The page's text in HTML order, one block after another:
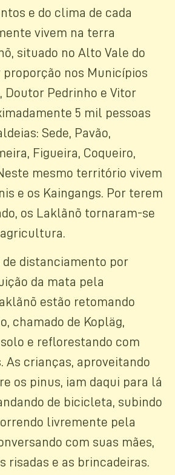
e do clima de cada
vivem na terra
situado no Alto Vale do
proporção nos Municípios
Doutor Pedrinho e Vitor
5 mil pessoas
Sede, Pavão,
Figueira, Coqueiro,
mesmo território vivem
e os Kaingangs. Por terem
os Laklãnõ tornaram-se
de distanciamento por
da mata pela
estão retomando
chamado de Kopläg,
e reflorestando com
As crianças, aproveitando
os pinus, iam daqui para lá
de bicicleta, subindo
livremente pela
com suas mães,
risadas e as brincadeiras.